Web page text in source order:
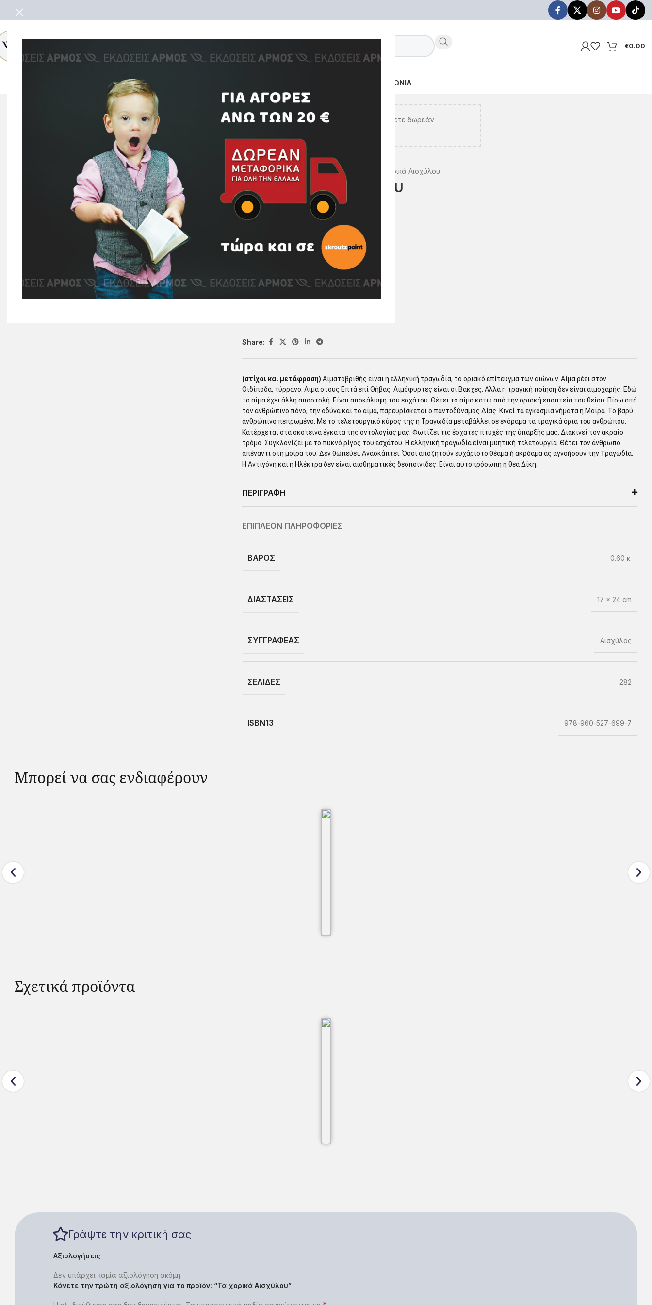
€0.00
ΕΠΙΚΟΙΝΩΝΙΑ
Υπολείπονται ακόμα€20.00
για να κερδίσετε δωρεάν
Αρχική σελίδα Όλα τα βιβλία ΠΟΙΗΣΗ Τα χορικά Αισχύλου
Τα χορικά Αισχύλου
€17.42 13.94
Εξαντλημένο
ΠΡΟΣΘΗΚΗ ΣΤΑ
Share:
(στίχοι και μετάφραση) Αιματοβριθής είναι η ελληνική τραγωδία, το οριακό επίτευγμα των αιώνων. Αίμα ρέει στον
Οιδίποδα, τύρρανο. Αίμα στους Επτά επί Θήβας. Αιμόφυρτες είναι οι Βάκχες. Αλλά η τραγική ποίηση δεν είναι αιμοχαρής. Εδώ
το αίμα έχει άλλη αποστολή. Είναι αποκάλυψη του εσχάτου. Θέτει το αίμα κάτω από την οριακή εποπτεία του θείου. Πίσω από
τον ανθρώπινο πόνο, την οδύνα και το αίμα, παρευρίσκεται ο παντοδύναμος Δίας. Κινεί τα εγκόσμια νήματα η Μοίρα. Το βαρύ
ανθρώπινο πεπρωμένο. Με το τελετουργικό κύρος της η Τραγωδία μεταβάλλει σε ενόραμα τα τραγικά όρια του ανθρώπου.
Κατέρχεται στα σκοτεινά έγκατα της οντολογίας μας. Φωτίζει τις έσχατες πτυχές της ύπαρξής μας. Διακινεί τον ακραίο
τρόμο. Συγκλονίζει με το πυκνό ρίγος του εσχάτου. Η ελληνική τραγωδία είναι μυητική τελετουργία. Θέτει τον άνθρωπο
απέναντι στη μοίρα του. Δεν θωπεύει. Ανασκάπτει. Όσοι αποζητούν ευχάριστο θέαμα ή ακρόαμα ας αγνοήσουν την Τραγωδία.
Η Αντιγόνη και η Ηλέκτρα δεν είναι αισθηματικές δεσποινίδες. Είναι αυτοπρόσωπη η θεά Δίκη.
ΠΕΡΙΓΡΑΦΗ
ΕΠΙΠΛΕΟΝ ΠΛΗΡΟΦΟΡΙΕΣ
ΒΑΡΟΣ 0.60 κ.
ΔΙΑΣΤΑΣΕΙΣ 17 × 24 cm
ΣΥΓΓΡΑΦΕΑΣ Αισχύλος
ΣΕΛΙΔΕΣ 282
ISBN13 978-960-527-699-7
Μπορεί να σας ενδιαφέρουν
Σχετικά προϊόντα
Γράψτε την κριτική σας
Αξιολογήσεις
Δεν υπάρχει καμία αξιολόγηση ακόμη.
Κάνετε την πρώτη αξιολόγηση για το προϊόν: “Τα χορικά Αισχύλου”